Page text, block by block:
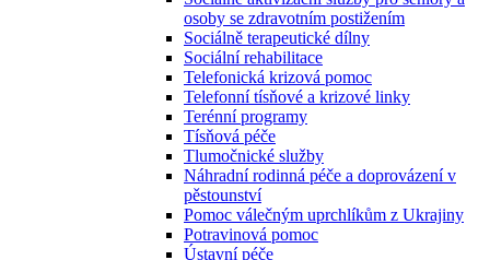
osoby se zdravotním postižením
Sociálně terapeutické dílny
Sociální rehabilitace
Telefonická krizová pomoc
Telefonní tísňové a krizové linky
Terénní programy
Tísňová péče
Tlumočnické služby
Náhradní rodinná péče a doprovázení v
pěstounství
Pomoc válečným uprchlíkům z Ukrajiny
Potravinová pomoc
Ústavní péče